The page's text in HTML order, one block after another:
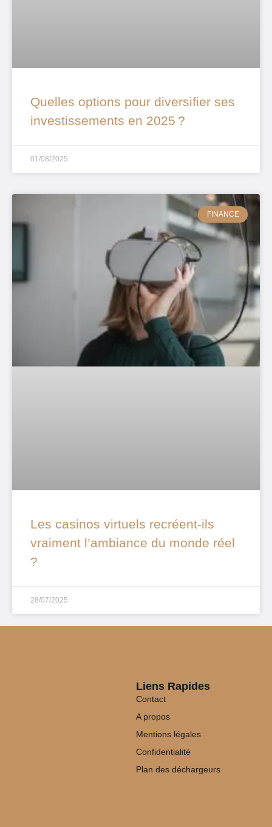
Quelles options pour diversifier ses
investissements en 2025 ?
01/08/2025
FINANCE
Les casinos virtuels recréent-ils
vraiment l’ambiance du monde réel
?
28/07/2025
Liens Rapides
Contact
A propos
Mentions légales
Confidentialité
Plan des déchargeurs